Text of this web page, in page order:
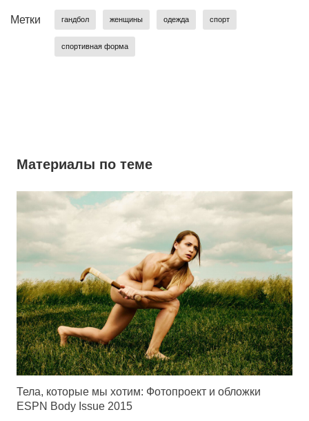
Метки гандбол женщины одежда спорт
спортивная форма
Материалы по теме
Тела, которые мы хотим: Фотопроект и обложки
ESPN Body Issue 2015